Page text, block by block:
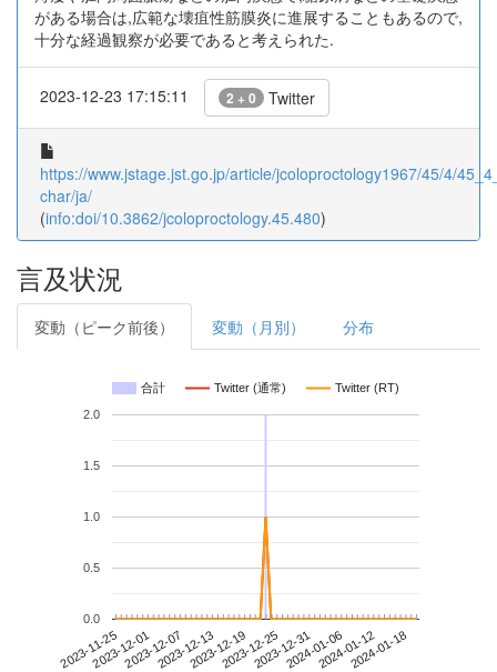
がある場合は,広範な壊疽性筋膜炎に進展することもあるので,
十分な経過観察が必要であると考えられた.
2023-12-23 17:15:11 2 + 0 Twitter
https://www.jstage.jst.go.jp/article/jcoloproctology1967/45/4/
char/ja/
(info:doi/10.3862/jcoloproctology.45.480)
言及状況
変動（ピーク前後） 変動（月別） 分布
合計 Twitter (通常) Twitter (RT)
2023-11-252023-12-012023-12-072023-12-132023-12-192023-12-252023-12-312024-01-062024-01-122024-01-18
0.0
0.5
1.0
1.5
2.0